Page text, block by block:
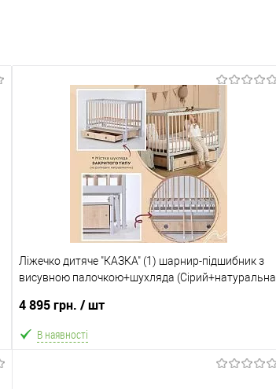
Ліжечко дитяче "КАЗКА" (1) шарнир-підшибник з
висувною палочкою+шухляда (Сірий+натуральна
4 895 грн. / шт
В наявності